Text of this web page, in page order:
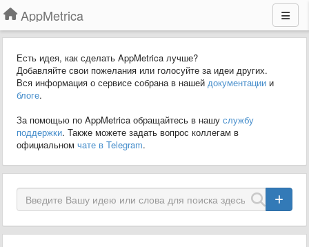
AppMetrica
Есть идея, как сделать AppMetrica лучше?
Добавляйте свои пожелания или голосуйте за идеи других.
Вся информация о сервисе собрана в нашей документации и
блоге.
За помощью по AppMetrica обращайтесь в нашу службу
поддержки. Также можете задать вопрос коллегам в
официальном чате в Telegram.